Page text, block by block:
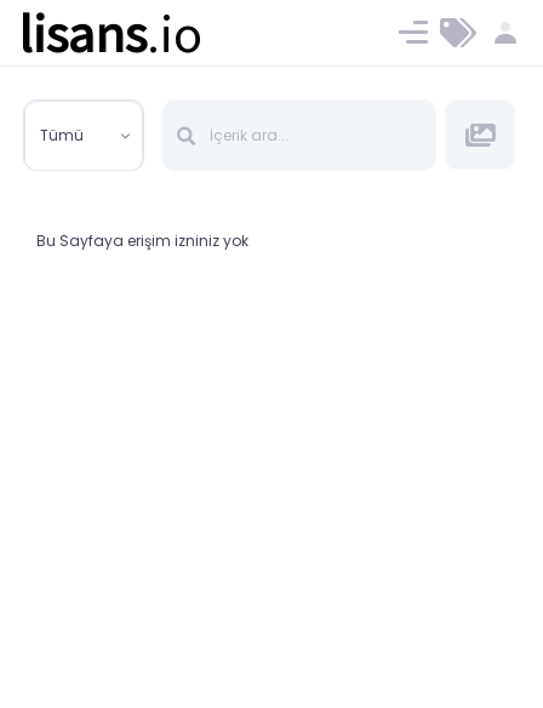
lisans.io Ücret ve Planlar
Tümü
Bu Sayfaya erişim izniniz yok